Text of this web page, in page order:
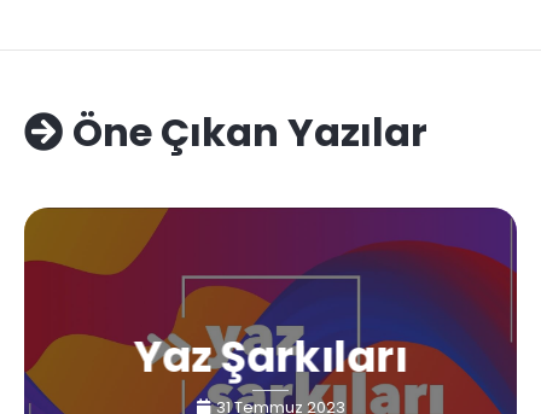
Öne Çıkan Yazılar
Yaz Şarkıları
31 Temmuz 2023